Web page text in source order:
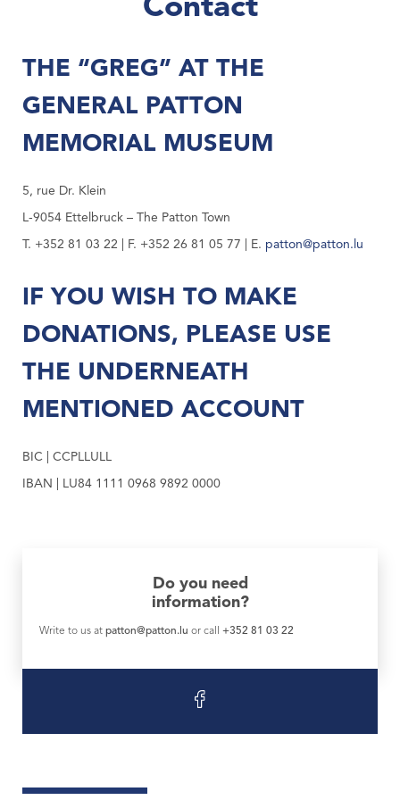
Contact
THE “GREG” AT THE
GENERAL PATTON
MEMORIAL MUSEUM
5, rue Dr. Klein
L-9054 Ettelbruck – The Patton Town
T. +352 81 03 22 | F. +352 26 81 05 77 | E. patton@patton.lu
IF YOU WISH TO MAKE
DONATIONS, PLEASE USE
THE UNDERNEATH
MENTIONED ACCOUNT
BIC | CCPLLULL
IBAN | LU84 1111 0968 9892 0000
Do you need
information?
Write to us at patton@patton.lu or call +352 81 03 22